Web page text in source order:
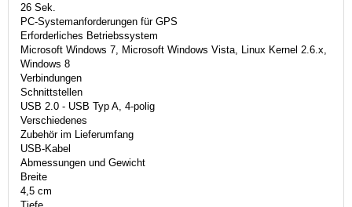
26 Sek.
PC-Systemanforderungen für GPS
Erforderliches Betriebssystem
Microsoft Windows 7, Microsoft Windows Vista, Linux Kernel 2.6.x,
Windows 8
Verbindungen
Schnittstellen
USB 2.0 - USB Typ A, 4-polig
Verschiedenes
Zubehör im Lieferumfang
USB-Kabel
Abmessungen und Gewicht
Breite
4,5 cm
Tiefe